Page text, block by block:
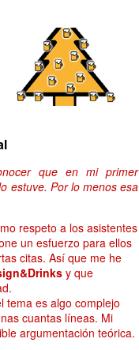
que en mi primer
estuve. Por lo menos esa
respeto a los asistentes
un esfuerzo para ellos
citas. Así que me he
y que
tema es algo complejo
cuantas líneas. Mi
argumentación teórica.